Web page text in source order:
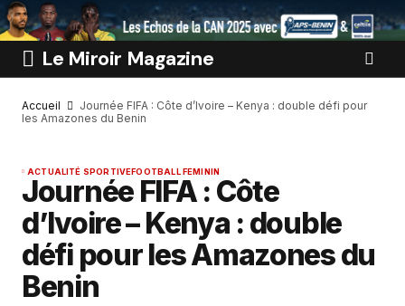
Le Miroir Magazine
Accueil
Journée FIFA : Côte d’Ivoire – Kenya : double défi pour
les Amazones du Benin
ACTUALITÉ SPORTIVEFOOTBALL FEMININ
Journée FIFA : Côte
d’Ivoire – Kenya : double
défi pour les Amazones du
Benin